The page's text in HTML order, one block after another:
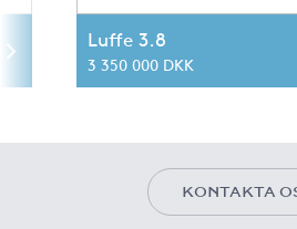
Luffe 3.8
3 350 000 DKK
KONTAKTA